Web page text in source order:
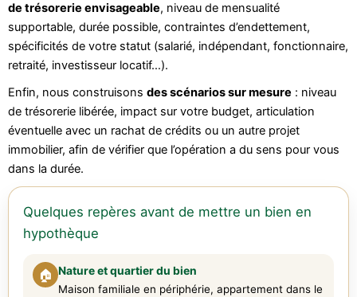
de trésorerie envisageable, niveau de mensualité
supportable, durée possible, contraintes d’endettement,
spécificités de votre statut (salarié, indépendant, fonctionnaire,
retraité, investisseur locatif…).
Enfin, nous construisons des scénarios sur mesure : niveau
de trésorerie libérée, impact sur votre budget, articulation
éventuelle avec un rachat de crédits ou un autre projet
immobilier, afin de vérifier que l’opération a du sens pour vous
dans la durée.
Quelques repères avant de mettre un bien en
hypothèque
🏠 Nature et quartier du bien
Maison familiale en périphérie, appartement dans le